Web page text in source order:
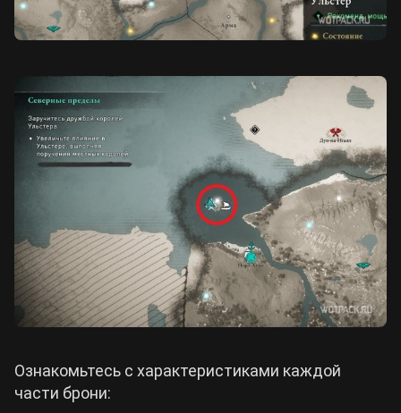
Ознакомьтесь с характеристиками каждой
части брони: